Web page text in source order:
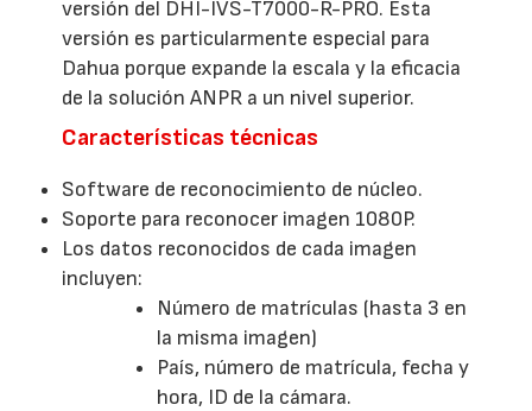
versión del DHI-IVS-T7000-R-PRO. Esta
versión es particularmente especial para
Dahua porque expande la escala y la eficacia
de la solución ANPR a un nivel superior.
Características técnicas
Software de reconocimiento de núcleo.
Soporte para reconocer imagen 1080P.
Los datos reconocidos de cada imagen
incluyen:
Número de matrículas (hasta 3 en
la misma imagen)
País, número de matrícula, fecha y
hora, ID de la cámara.